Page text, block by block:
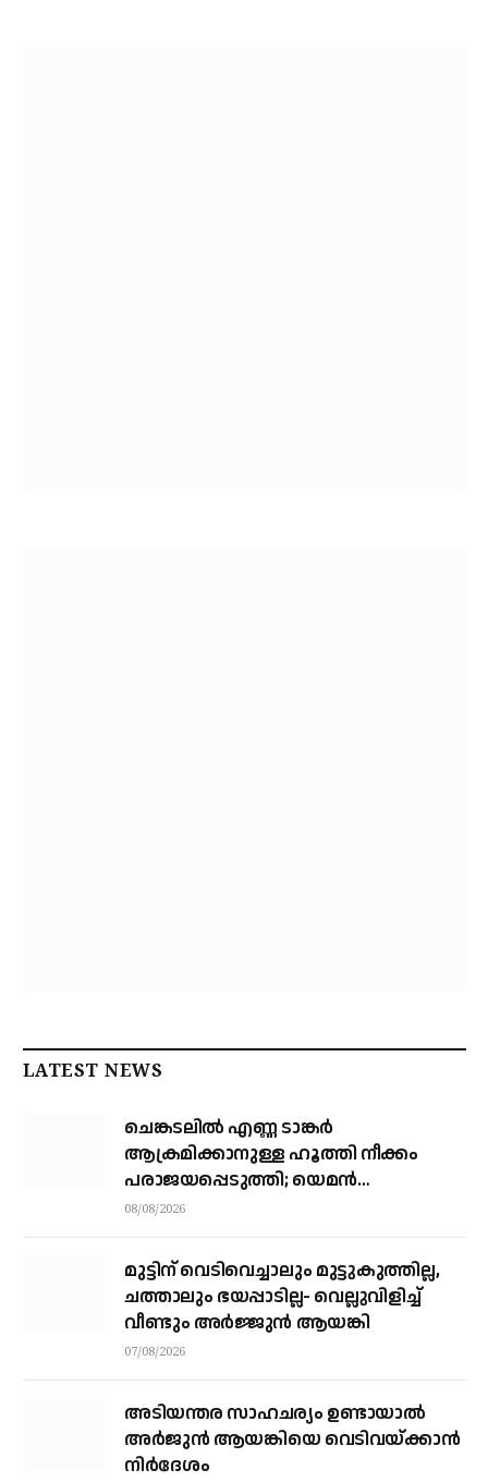
LATEST NEWS
ചെങ്കടലില്‍ എണ്ണ ടാങ്കര്‍
ആക്രമിക്കാനുള്ള ഹൂത്തി നീക്കം
പരാജയപ്പെടുത്തി; യെമൻ
സംഘർഷത്തിലേക്ക് നീങ്ങുന്നുവെന്ന്
08/08/2026
മുട്ടിന് വെടിവെച്ചാലും മുട്ടുകുത്തില്ല,
ചത്താലും ഭയപ്പാടില്ല- വെല്ലുവിളിച്ച്
വീണ്ടും അർജ്ജുൻ ആയങ്കി
07/08/2026
അടിയന്തര സാഹചര്യം ഉണ്ടായാല്‍
അര്‍ജുന്‍ ആയങ്കിയെ വെടിവയ്ക്കാന്‍
നിര്‍ദേശം